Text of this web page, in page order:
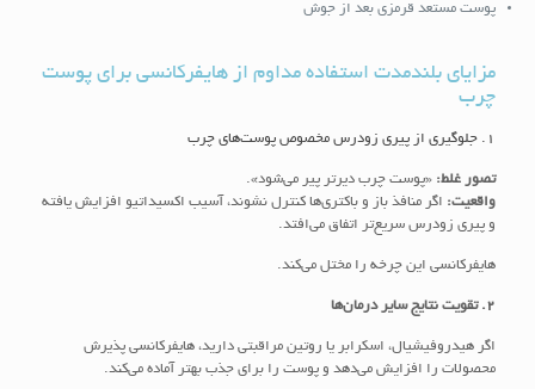
پوست مستعد قرمزی بعد از جوش
مزایای بلندمدت استفاده مداوم از هایفرکانسی برای پوست
چرب
1. جلوگیری از پیری زودرس مخصوص پوست‌های چرب
تصور غلط: «پوست چرب دیرتر پیر می‌شود».
واقعیت: اگر منافذ باز و باکتری‌ها کنترل نشوند، آسیب اکسیداتیو افزایش یافته
و پیری زودرس سریع‌تر اتفاق می‌افتد.
هایفرکانسی این چرخه را مختل می‌کند.
2. تقویت نتایج سایر درمان‌ها
اگر هیدروفیشیال، اسکرابر یا روتین مراقبتی دارید، هایفرکانسی پذیرش
محصولات را افزایش می‌دهد و پوست را برای جذب بهتر آماده می‌کند.